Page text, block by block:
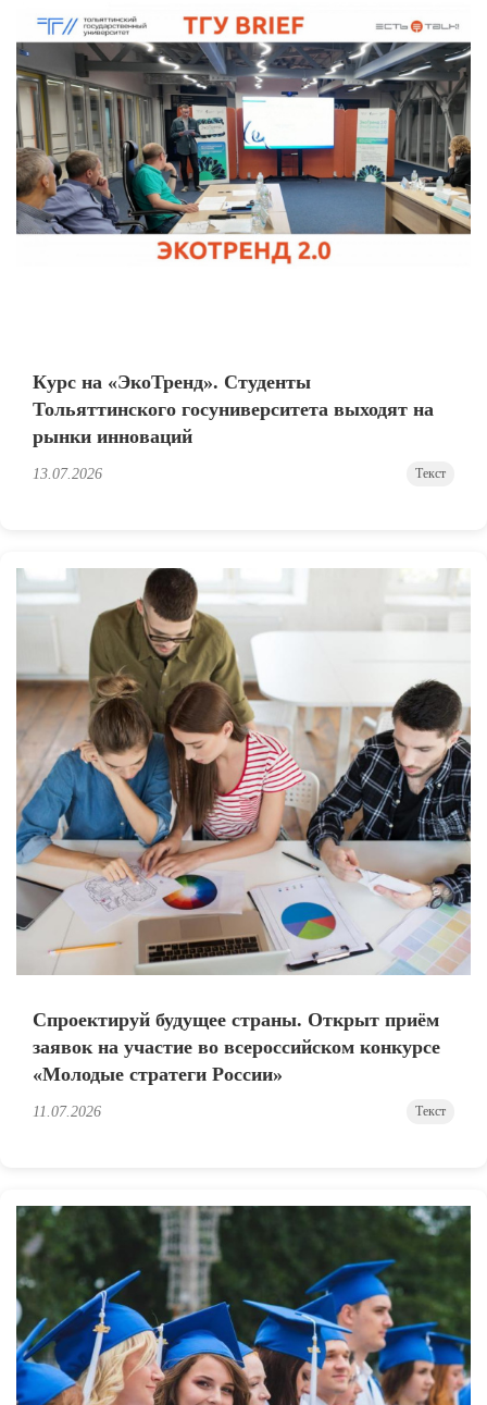
Курс на «ЭкоТренд». Студенты
Тольяттинского госуниверситета выходят на
рынки инноваций
13.07.2026 Текст
Спроектируй будущее страны. Открыт приём
заявок на участие во всероссийском конкурсе
«Молодые стратеги России»
11.07.2026 Текст